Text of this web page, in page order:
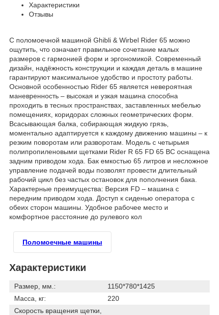
Характеристики
Отзывы
С поломоечной машиной Ghibli & Wirbel Rider 65 можно
ощутить, что означает правильное сочетание малых
размеров с гармонией форм и эргономикой. Современный
дизайн, надёжность конструкции и каждая деталь в машине
гарантируют максимальное удобство и простоту работы.
Основной особенностью Rider 65 является невероятная
маневренность – высокая и узкая машина способна
проходить в тесных пространствах, заставленных мебелью
помещениях, коридорах сложных геометрических форм.
Всасывающая балка, собирающая жидкую грязь,
моментально адаптируется к каждому движению машины – к
резким поворотам или разворотам. Модель с четырьмя
полипропиленовыми щетками Rider R 65 FD 65 BC оснащена
задним приводом хода. Бак емкостью 65 литров и несложное
управление подачей воды позволят провести длительный
рабочий цикл без частых остановок для пополнения бака.
Характерные преимущества: Версия FD – машина с
передним приводом хода. Доступ к сиденью оператора с
обеих сторон машины. Удобное рабочее место и
комфортное расстояние до рулевого кол
Поломоечные машины
Характеристики
Размер, мм.:
1150*780*1425
Масса, кг:
220
Скорость вращения щетки,